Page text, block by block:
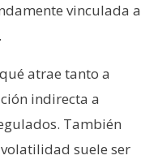
vinculada a
atrae tanto a
indirecta a
También
suele ser